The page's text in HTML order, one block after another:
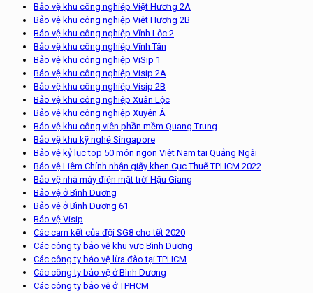
Bảo vệ khu công nghiệp Việt Hương 2A
Bảo vệ khu công nghiệp Việt Hương 2B
Bảo vệ khu công nghiệp Vĩnh Lộc 2
Bảo vệ khu công nghiệp Vĩnh Tân
Bảo vệ khu công nghiệp ViSip 1
Bảo vệ khu công nghiệp Visip 2A
Bảo vệ khu công nghiệp Visip 2B
Bảo vệ khu công nghiệp Xuân Lộc
Bảo vệ khu công nghiệp Xuyên Á
Bảo vệ khu công viên phần mềm Quang Trung
Bảo vệ khu kỹ nghệ Singapore
Bảo vệ kỷ lục top 50 món ngon Việt Nam tại Quảng Ngãi
Bảo vệ Liêm Chính nhận giấy khen Cục Thuế TPHCM 2022
Bảo vệ nhà máy điện mặt trời Hậu Giang
Bảo vệ ở Bình Dương
Bảo vệ ở Bình Dương 61
Bảo vệ Visip
Các cam kết của đội SG8 cho tết 2020
Các công ty bảo vệ khu vực Bình Dương
Các công ty bảo vệ lừa đào tại TPHCM
Các công ty bảo vệ ở Bình Dương
Các công ty bảo vệ ở TPHCM